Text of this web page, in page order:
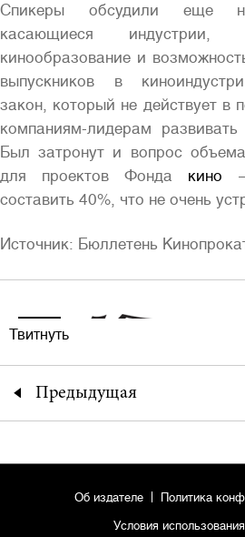
Спикеры обсудили еще
касающиеся
кинообразование и
выпускников в
закон, который не действует в
компаниям-лидерам
Был затронут и вопрос
для проектов Фонда кино
составить 40%, что не очень
Источник: Бюллетень
Твитнуть
Предыдущая
Об издателе Политика
Условия использования